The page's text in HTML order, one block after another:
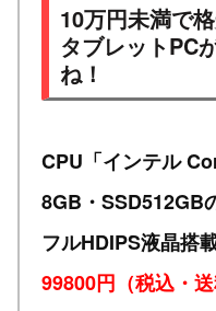
10万円未満で
タブレットPC
ね！
CPU「インテル
8GB・SSD512GB
フルHDIPS液晶搭
99800円（税込・送